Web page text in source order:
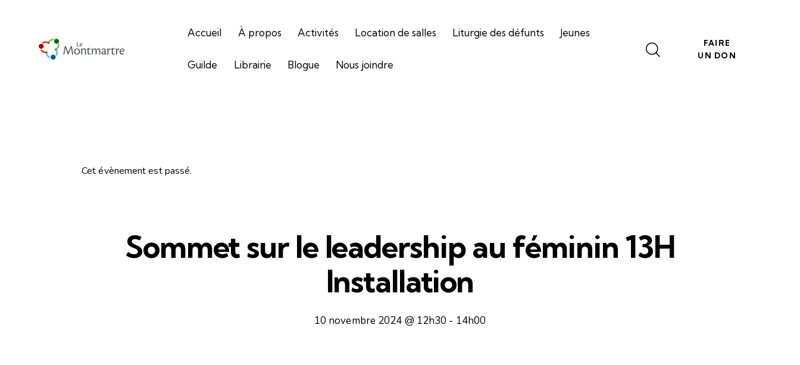
Accueil À propos Activités Location de salles Liturgie des défunts Jeunes
Guilde Librairie Blogue Nous joindre
FAIRE
UN DON
Cet évènement est passé.
Sommet sur le leadership au féminin 13H
Installation
10 novembre 2024 @ 12h30 - 14h00